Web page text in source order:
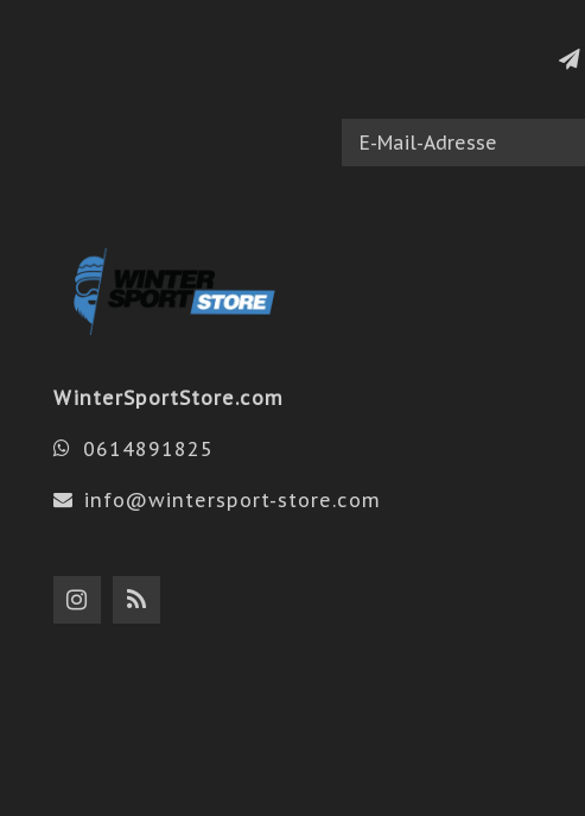
WinterSportStore.com
0614891825
info@wintersport-store.com